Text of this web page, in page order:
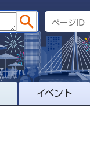
イベント